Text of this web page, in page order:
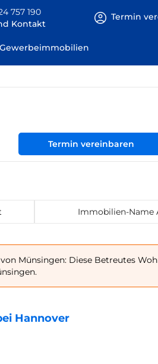
757 190
Kontakt
Termin
Gewerbeimmobilien
Termin vereinbaren
Immobilien-Name
von Münsingen: Diese Betreutes
Hannover